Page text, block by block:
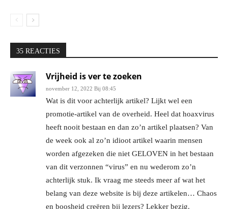
35 REACTIES
Vrijheid is ver te zoeken
november 12, 2022 Bij 08:45
Wat is dit voor achterlijk artikel? Lijkt wel een
promotie-artikel van de overheid. Heel dat hoaxvirus
heeft nooit bestaan en dan zo’n artikel plaatsen? Van
de week ook al zo’n idioot artikel waarin mensen
worden afgezeken die niet GELOVEN in het bestaan
van dit verzonnen “virus” en nu wederom zo’n
achterlijk stuk. Ik vraag me steeds meer af wat het
belang van deze website is bij deze artikelen… Chaos
en boosheid creëren bij lezers? Lekker bezig.